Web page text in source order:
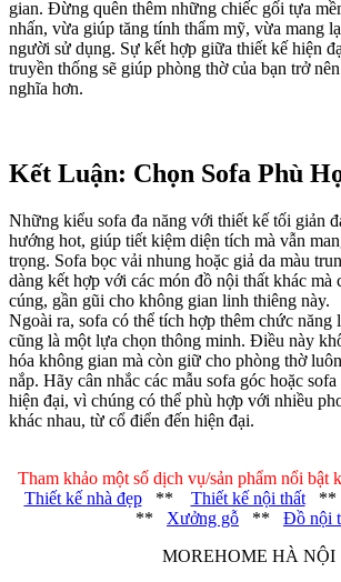
gian. Đừng quên thêm những chiếc gối tựa
nhấn, vừa giúp tăng tính thẩm mỹ, vừa mang
người sử dụng. Sự kết hợp giữa thiết kế hiện
truyền thống sẽ giúp phòng thờ của bạn trở
nghĩa hơn.
Kết Luận: Chọn Sofa Phù
Những kiểu sofa đa năng với thiết kế tối giản
hướng hot, giúp tiết kiệm diện tích mà vẫn
trọng. Sofa bọc vải nhung hoặc giả da màu
dàng kết hợp với các món đồ nội thất khác mà
cúng, gần gũi cho không gian linh thiêng này.
Ngoài ra, sofa có thể tích hợp thêm chức năng
cũng là một lựa chọn thông minh. Điều này
hóa không gian mà còn giữ cho phòng thờ
nắp. Hãy cân nhắc các mẫu sofa góc hoặc
hiện đại, vì chúng có thể phù hợp với nhiều
khác nhau, từ cổ điển đến hiện đại.
Tham khảo một số dịch vụ/sản phẩm nổi bật
Thiết kế nhà đẹp** Thiết kế nội thất**
** Xưởng gỗ ** Đồ nội
MOREHOME HÀ NỘI